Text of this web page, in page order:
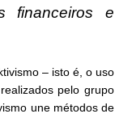
financeiros e
– isto é, o uso
pelo grupo
une métodos de